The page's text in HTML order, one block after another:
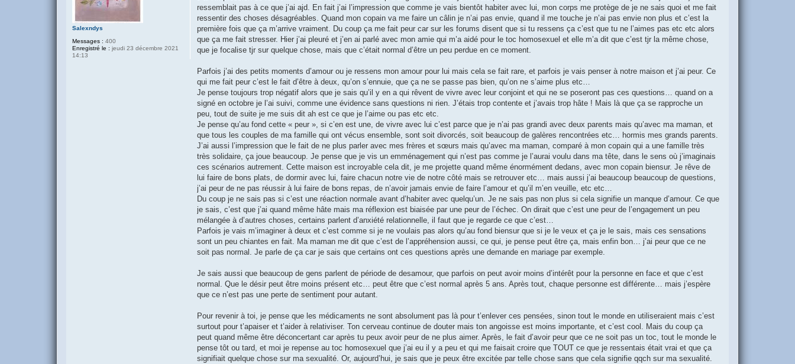
Salexndys
Messages : 400
Enregistré le : jeudi 23 décembre 2021
14:13
g
ressemblait pas à ce que j’ai ajd. En fait j’ai l’impression que comme je vais bientôt habiter avec lui, mon corps me protège de je ne sais quoi et me fait
ressentir des choses désagréables. Quand mon copain va me faire un câlin je n’ai pas envie, quand il me touche je n’ai pas envie non plus et c’est la
première fois que ça m’arrive vraiment. Du coup ça me fait peur car sur les forums disent que si tu ressens ça c’est que tu ne l’aimes pas etc etc alors
que ça me fait stresser. Hier j’ai pleuré et j’en ai parlé avec mon amie qui m’a aidé pour le toc homosexuel et elle m’a dit que c’est tjr la même chose,
que je focalise tjr sur quelque chose, mais que c’était normal d’être un peu perdue en ce moment.
Parfois j’ai des petits moments d’amour ou je ressens mon amour pour lui mais cela se fait rare, et parfois je vais penser à notre maison et j’ai peur. Ce
qui me fait peur c’est le fait d’être à deux, qu’on s’ennuie, que ça ne se passe pas bien, qu’on ne s’aime plus etc…
Je pense toujours trop négatif alors que je sais qu’il y en a qui rêvent de vivre avec leur conjoint et qui ne se poseront pas ces questions… quand on a
signé en octobre je l’ai suivi, comme une évidence sans questions ni rien. J’étais trop contente et j’avais trop hâte ! Mais là que ça se rapproche un
peu, tout de suite je me suis dit ah est ce que je l’aime ou pas etc etc.
Je pense qu’au fond cette « peur », si c’en est une, de vivre avec lui c’est parce que je n’ai pas grandi avec deux parents mais qu’avec ma maman, et
que tous les couples de ma famille qui ont vécus ensemble, sont soit divorcés, soit beaucoup de galères rencontrées etc… hormis mes grands parents.
J’ai aussi l’impression que le fait de ne plus parler avec mes frères et sœurs mais qu’avec ma maman, comparé à mon copain qui a une famille très
très solidaire, ça joue beaucoup. Je pense que je vis un emménagement qui n’est pas comme je l’aurai voulu dans ma tête, dans le sens où j’imaginais
ces scénarios autrement. Cette maison est incroyable cela dit, je me projette quand même énormément dedans, avec mon copain biensur. Je rêve de
lui faire de bons plats, de dormir avec lui, faire chacun notre vie de notre côté mais se retrouver etc… mais aussi j’ai beaucoup beaucoup de questions,
j’ai peur de ne pas réussir à lui faire de bons repas, de n’avoir jamais envie de faire l’amour et qu’il m’en veuille, etc etc…
Du coup je ne sais pas si c’est une réaction normale avant d’habiter avec quelqu’un. Je ne sais pas non plus si cela signifie un manque d’amour. Ce que
je sais, c’est que j’ai quand même hâte mais ma réflexion est biaisée par une peur de l’échec. On dirait que c’est une peur de l’engagement un peu
mélangée à d’autres choses, certains parlent d’anxiété relationnelle, il faut que je regarde ce que c’est…
Parfois je vais m’imaginer à deux et c’est comme si je ne voulais pas alors qu’au fond biensur que si je le veux et ça je le sais, mais ces sensations
sont un peu chiantes en fait. Ma maman me dit que c’est de l’appréhension aussi, ce qui, je pense peut être ça, mais enfin bon… j’ai peur que ce ne
soit pas normal. Je parle de ça car je sais que certains ont ces questions après une demande en mariage par exemple.
Je sais aussi que beaucoup de gens parlent de période de desamour, que parfois on peut avoir moins d’intérêt pour la personne en face et que c’est
normal. Que le désir peut être moins présent etc… peut être que c’est normal après 5 ans. Après tout, chaque personne est différente… mais j’espère
que ce n’est pas une perte de sentiment pour autant.
Pour revenir à toi, je pense que les médicaments ne sont absolument pas là pour t’enlever ces pensées, sinon tout le monde en utiliseraient mais c’est
surtout pour t’apaiser et t’aider à relativiser. Ton cerveau continue de douter mais ton angoisse est moins importante, et c’est cool. Mais du coup ça
peut quand même être déconcertant car après tu peux avoir peur de ne plus aimer. Après, le fait d’avoir peur que ce ne soit pas un toc, tout le monde le
pense tôt ou tard, et moi je repense au toc homosexuel que j’ai eu il y a peu et qui me faisait croire que TOUT ce que je ressentais était vrai et que ça
signifiait quelque chose sur ma sexualité. Or, aujourd’hui, je sais que je peux être excitée par telle chose sans que cela signifie qqch sur ma sexualité.